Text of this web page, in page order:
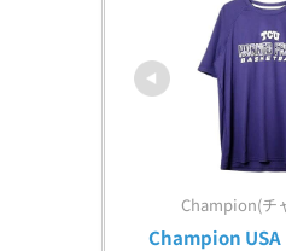
Champion(チ
Champion USA